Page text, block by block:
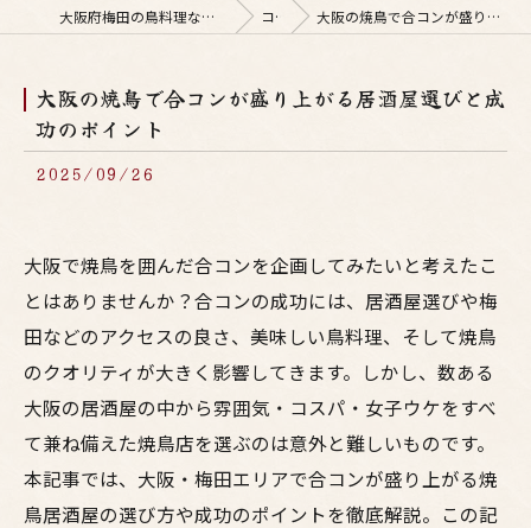
大阪府梅田の鳥料理なら釜焼鳥本舗おやひなや 梅田店 コラム 大阪の焼鳥で合コンが盛り上がる居酒屋選びと成功のポイント
大阪の焼鳥で合コンが盛り上がる居酒屋選びと成
功のポイント
2025/09/26
大阪で焼鳥を囲んだ合コンを企画してみたいと考えたこ
とはありませんか？合コンの成功には、居酒屋選びや梅
田などのアクセスの良さ、美味しい鳥料理、そして焼鳥
のクオリティが大きく影響してきます。しかし、数ある
大阪の居酒屋の中から雰囲気・コスパ・女子ウケをすべ
て兼ね備えた焼鳥店を選ぶのは意外と難しいものです。
本記事では、大阪・梅田エリアで合コンが盛り上がる焼
鳥居酒屋の選び方や成功のポイントを徹底解説。この記